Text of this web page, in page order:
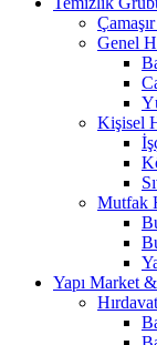
Genel
Kişisel
Mutfak
Yapı Market